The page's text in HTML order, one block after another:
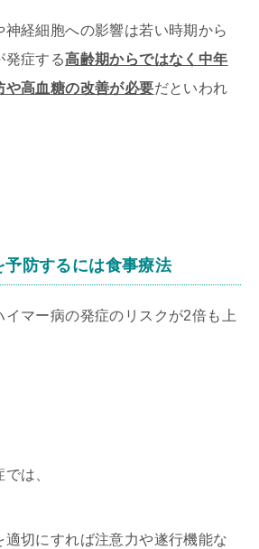
経細胞への影響は若い時期から
発症する高齢期からではなく中年
や高血糖の改善が必要だといわれ
防するには食事療法
マー病の発症のリスクが2倍も上
は、
適切にすれば注意力や遂行機能な